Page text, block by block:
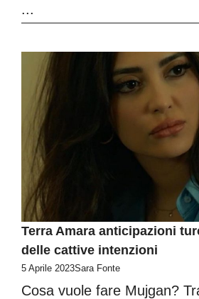
...
Terra Amara anticipazioni
delle cattive intenzioni
5 Aprile 2023Sara Fonte
Cosa vuole fare Mujgan?